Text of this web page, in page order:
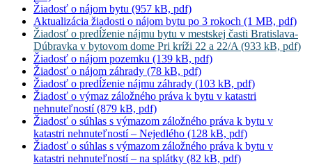
Žiadosť o nájom bytu (957 kB, pdf)
Aktualizácia žiadosti o nájom bytu po 3 rokoch (1 MB, pdf)
Žiadosť o predĺženie nájmu bytu v mestskej časti Bratislava-
Dúbravka v bytovom dome Pri kríži 22 a 22/A (933 kB, pdf)
Žiadosť o nájom pozemku (139 kB, pdf)
Žiadosť o nájom záhrady (78 kB, pdf)
Žiadosť o predĺženie nájmu záhrady (103 kB, pdf)
Žiadosť o výmaz záložného práva k bytu v katastri
nehnuteľností (879 kB, pdf)
Žiadosť o súhlas s výmazom záložného práva k bytu v
katastri nehnuteľností – Nejedlého (128 kB, pdf)
Žiadosť o súhlas s výmazom záložného práva k bytu v
katastri nehnuteľností – na splátky (82 kB, pdf)